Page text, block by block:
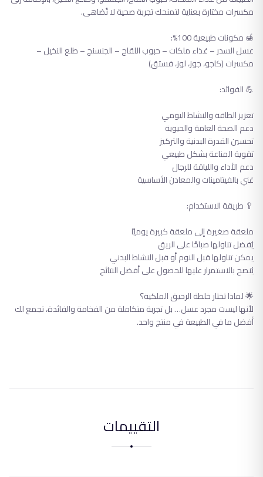
مكسرات مختارة بعناية لتمنحك تجربة صحية لا تُضاهى.
🍯 مكونات طبيعية 100%:
عسل السدر – غذاء ملكات – حبوب اللقاح – الجنسنج – طلع النخيل –
مكسرات (كاجو، جوز، لوز، فستق)
💪 الفوائد:
تعزيز الطاقة والنشاط اليومي
دعم الصحة العامة والحيوية
تحسين القدرة البدنية والتركيز
تقوية المناعة بشكل طبيعي
دعم الأداء واللياقة للرجال
غني بالفيتامينات والمعادن الأساسية
🥄 طريقة الاستخدام:
ملعقة صغيرة إلى ملعقة كبيرة يوميًا
يُفضل تناولها صباحًا على الريق
يمكن تناولها قبل النوم أو قبل النشاط البدني
يُنصح بالاستمرار عليها للحصول على أفضل النتائج
🌟 لماذا تختار خلطة الرحيق الملكية؟
لأنها ليست مجرد عسل… بل تجربة متكاملة من الفخامة والفائدة، تجمع لك
أفضل ما في الطبيعة في منتج واحد.
التقييمات